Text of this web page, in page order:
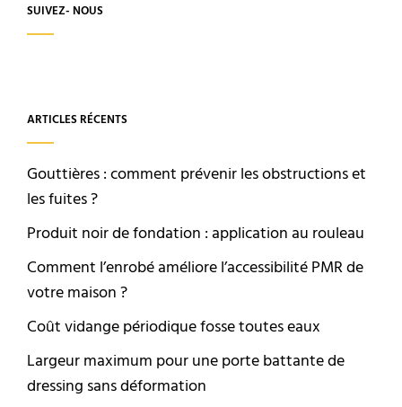
SUIVEZ- NOUS
ARTICLES RÉCENTS
Gouttières : comment prévenir les obstructions et
les fuites ?
Produit noir de fondation : application au rouleau
Comment l’enrobé améliore l’accessibilité PMR de
votre maison ?
Coût vidange périodique fosse toutes eaux
Largeur maximum pour une porte battante de
dressing sans déformation